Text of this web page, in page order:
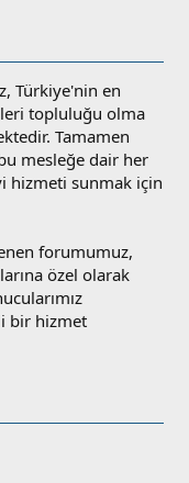
Türkiye'nin en
topluluğu olma
Tamamen
mesleğe dair her
hizmeti sunmak için
forumumuz,
özel olarak
bir hizmet